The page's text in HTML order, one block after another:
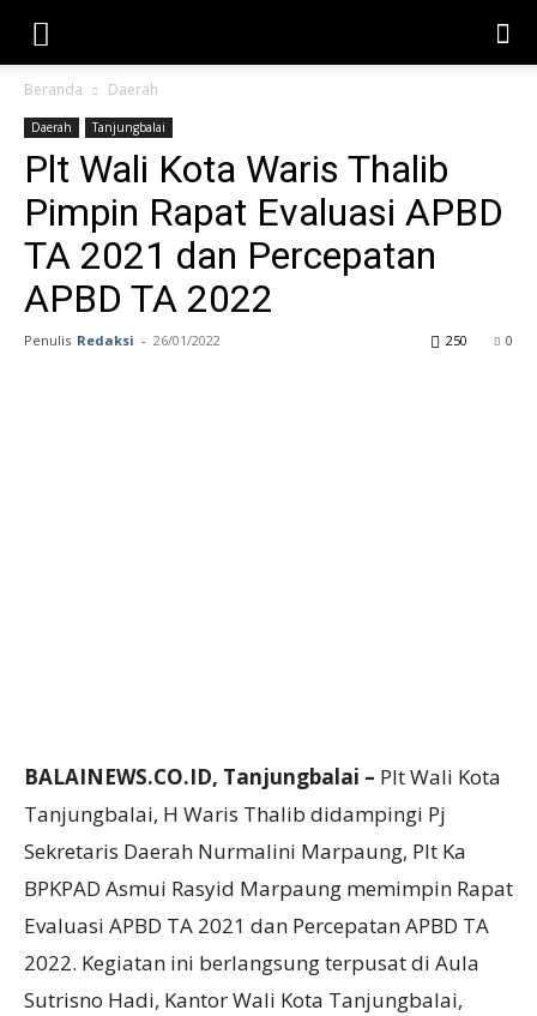
Beranda Daerah
Daerah Tanjungbalai
Plt Wali Kota Waris Thalib
Pimpin Rapat Evaluasi APBD
TA 2021 dan Percepatan
APBD TA 2022
Penulis Redaksi - 26/01/2022 0
250
BALAINEWS.CO.ID, Tanjungbalai – Plt Wali Kota
Tanjungbalai, H Waris Thalib didampingi Pj
Sekretaris Daerah Nurmalini Marpaung, Plt Ka
BPKPAD Asmui Rasyid Marpaung memimpin Rapat
Evaluasi APBD TA 2021 dan Percepatan APBD TA
2022. Kegiatan ini berlangsung terpusat di Aula
Sutrisno Hadi, Kantor Wali Kota Tanjungbalai,